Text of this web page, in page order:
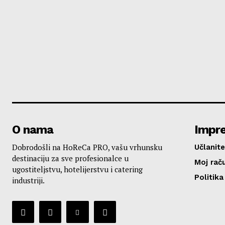
O nama
Dobrodošli na HoReCa PRO, vašu vrhunsku
destinaciju za sve profesionalce u
ugostiteljstvu, hotelijerstvu i catering
industriji.
Moj